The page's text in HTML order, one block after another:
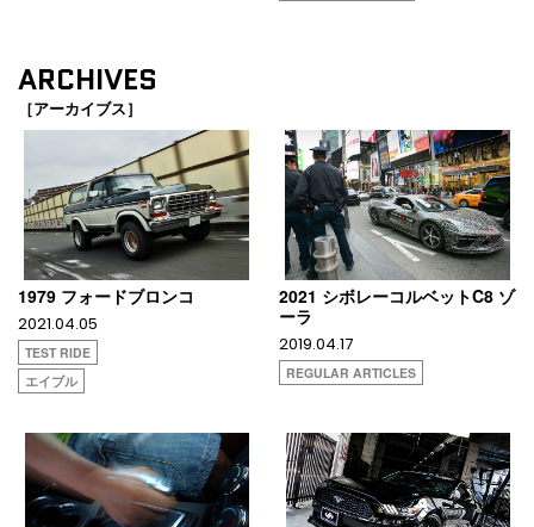
ARCHIVES
［アーカイブス］
1979 フォードブロンコ
2021.04.05
TEST RIDE
エイブル
2021 シボレーコルベットC8 ゾ
ーラ
2019.04.17
REGULAR ARTICLES